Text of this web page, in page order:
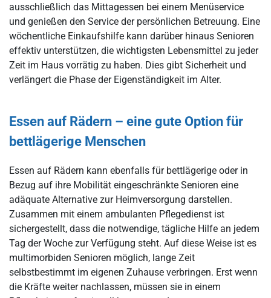
ausschließlich das Mittagessen bei einem Menüservice
und genießen den Service der persönlichen Betreuung. Eine
wöchentliche Einkaufshilfe kann darüber hinaus Senioren
effektiv unterstützen, die wichtigsten Lebensmittel zu jeder
Zeit im Haus vorrätig zu haben. Dies gibt Sicherheit und
verlängert die Phase der Eigenständigkeit im Alter.
Essen auf Rädern – eine gute Option für
bettlägerige Menschen
Essen auf Rädern kann ebenfalls für bettlägerige oder in
Bezug auf ihre Mobilität eingeschränkte Senioren eine
adäquate Alternative zur Heimversorgung darstellen.
Zusammen mit einem ambulanten Pflegedienst ist
sichergestellt, dass die notwendige, tägliche Hilfe an jedem
Tag der Woche zur Verfügung steht. Auf diese Weise ist es
multimorbiden Senioren möglich, lange Zeit
selbstbestimmt im eigenen Zuhause verbringen. Erst wenn
die Kräfte weiter nachlassen, müssen sie in einem